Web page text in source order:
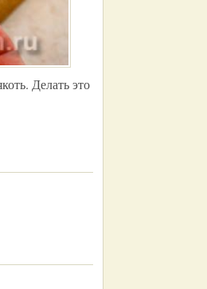
Делать это